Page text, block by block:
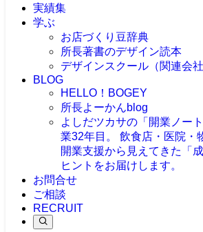
実績集
学ぶ
お店づくり豆辞典
所長著書のデザイン読本
デザインスクール（関連会社
BLOG
HELLO！BOGEY
所長よーかんblog
よしだツカサの「開業ノート
業32年目。 飲食店・医院・
開業支援から見えてきた「
ヒントをお届けします。
お問合せ
ご相談
RECRUIT